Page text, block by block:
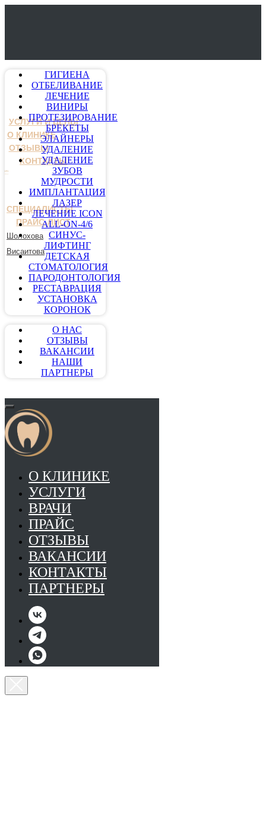
УСЛУГИ И ЦЕНЫ
О КЛИНИКЕ
ОТЗЫВЫ
КОНТАКТЫ
СПЕЦИАЛИСТЫ
ПРАЙС-ЛИСТ
Шолохова
Висаитова
ГИГИЕНА
ОТБЕЛИВАНИЕ
ЛЕЧЕНИЕ
ВИНИРЫ
ПРОТЕЗИРОВАНИЕ
БРЕКЕТЫ
ЭЛАЙНЕРЫ
УДАЛЕНИЕ
УДАЛЕНИЕ
ЗУБОВ
МУДРОСТИ
ИМПЛАНТАЦИЯ
ЛАЗЕР
ЛЕЧЕНИЕ ICON
ALL-ON-4/6
СИНУС-
ЛИФТИНГ
ДЕТСКАЯ
СТОМАТОЛОГИЯ
ПАРОДОНТОЛОГИЯ
РЕСТАВРАЦИЯ
УСТАНОВКА
КОРОНОК
О НАС
ОТЗЫВЫ
ВАКАНСИИ
НАШИ
ПАРТНЕРЫ
О КЛИНИКЕ
УСЛУГИ
ВРАЧИ
ПРАЙС
ОТЗЫВЫ
ВАКАНСИИ
КОНТАКТЫ
ПАРТНЕРЫ